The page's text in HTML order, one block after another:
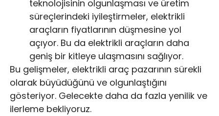
teknolojisinin olgunlaşması ve üretim
süreçlerindeki iyileştirmeler, elektrikli
araçların fiyatlarının düşmesine yol
açıyor. Bu da elektrikli araçların daha
geniş bir kitleye ulaşmasını sağlıyor.
Bu gelişmeler, elektrikli araç pazarının sürekli
olarak büyüdüğünü ve olgunlaştığını
gösteriyor. Gelecekte daha da fazla yenilik ve
ilerleme bekliyoruz.